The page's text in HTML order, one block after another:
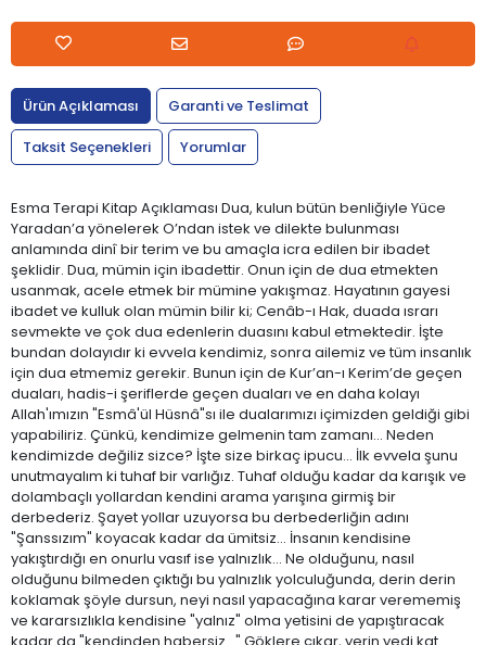
Ürün Açıklaması
Garanti ve Teslimat
Taksit Seçenekleri
Yorumlar
Esma Terapi Kitap Açıklaması Dua, kulun bütün benliğiyle Yüce
Yaradan’a yönelerek O’ndan istek ve dilekte bulunması
anlamında dinî bir terim ve bu amaçla icra edilen bir ibadet
şeklidir. Dua, mümin için ibadettir. Onun için de dua etmekten
usanmak, acele etmek bir mümine yakışmaz. Hayatının gayesi
ibadet ve kulluk olan mümin bilir ki; Cenâb-ı Hak, duada ısrarı
sevmekte ve çok dua edenlerin duasını kabul etmektedir. İşte
bundan dolayıdır ki evvela kendimiz, sonra ailemiz ve tüm insanlık
için dua etmemiz gerekir. Bunun için de Kur’an-ı Kerim’de geçen
duaları, hadis-i şeriflerde geçen duaları ve en daha kolayı
Allah'ımızın "Esmâ'ül Hüsnâ"sı ile dualarımızı içimizden geldiği gibi
yapabiliriz. Çünkü, kendimize gelmenin tam zamanı... Neden
kendimizde değiliz sizce? İşte size birkaç ipucu... İlk evvela şunu
unutmayalım ki tuhaf bir varlığız. Tuhaf olduğu kadar da karışık ve
dolambaçlı yollardan kendini arama yarışına girmiş bir
derbederiz. Şayet yollar uzuyorsa bu derbederliğin adını
"Şanssızım" koyacak kadar da ümitsiz... İnsanın kendisine
yakıştırdığı en onurlu vasıf ise yalnızlık... Ne olduğunu, nasıl
olduğunu bilmeden çıktığı bu yalnızlık yolculuğunda, derin derin
koklamak şöyle dursun, neyi nasıl yapacağına karar verememiş
ve kararsızlıkla kendisine "yalnız" olma yetisini de yapıştıracak